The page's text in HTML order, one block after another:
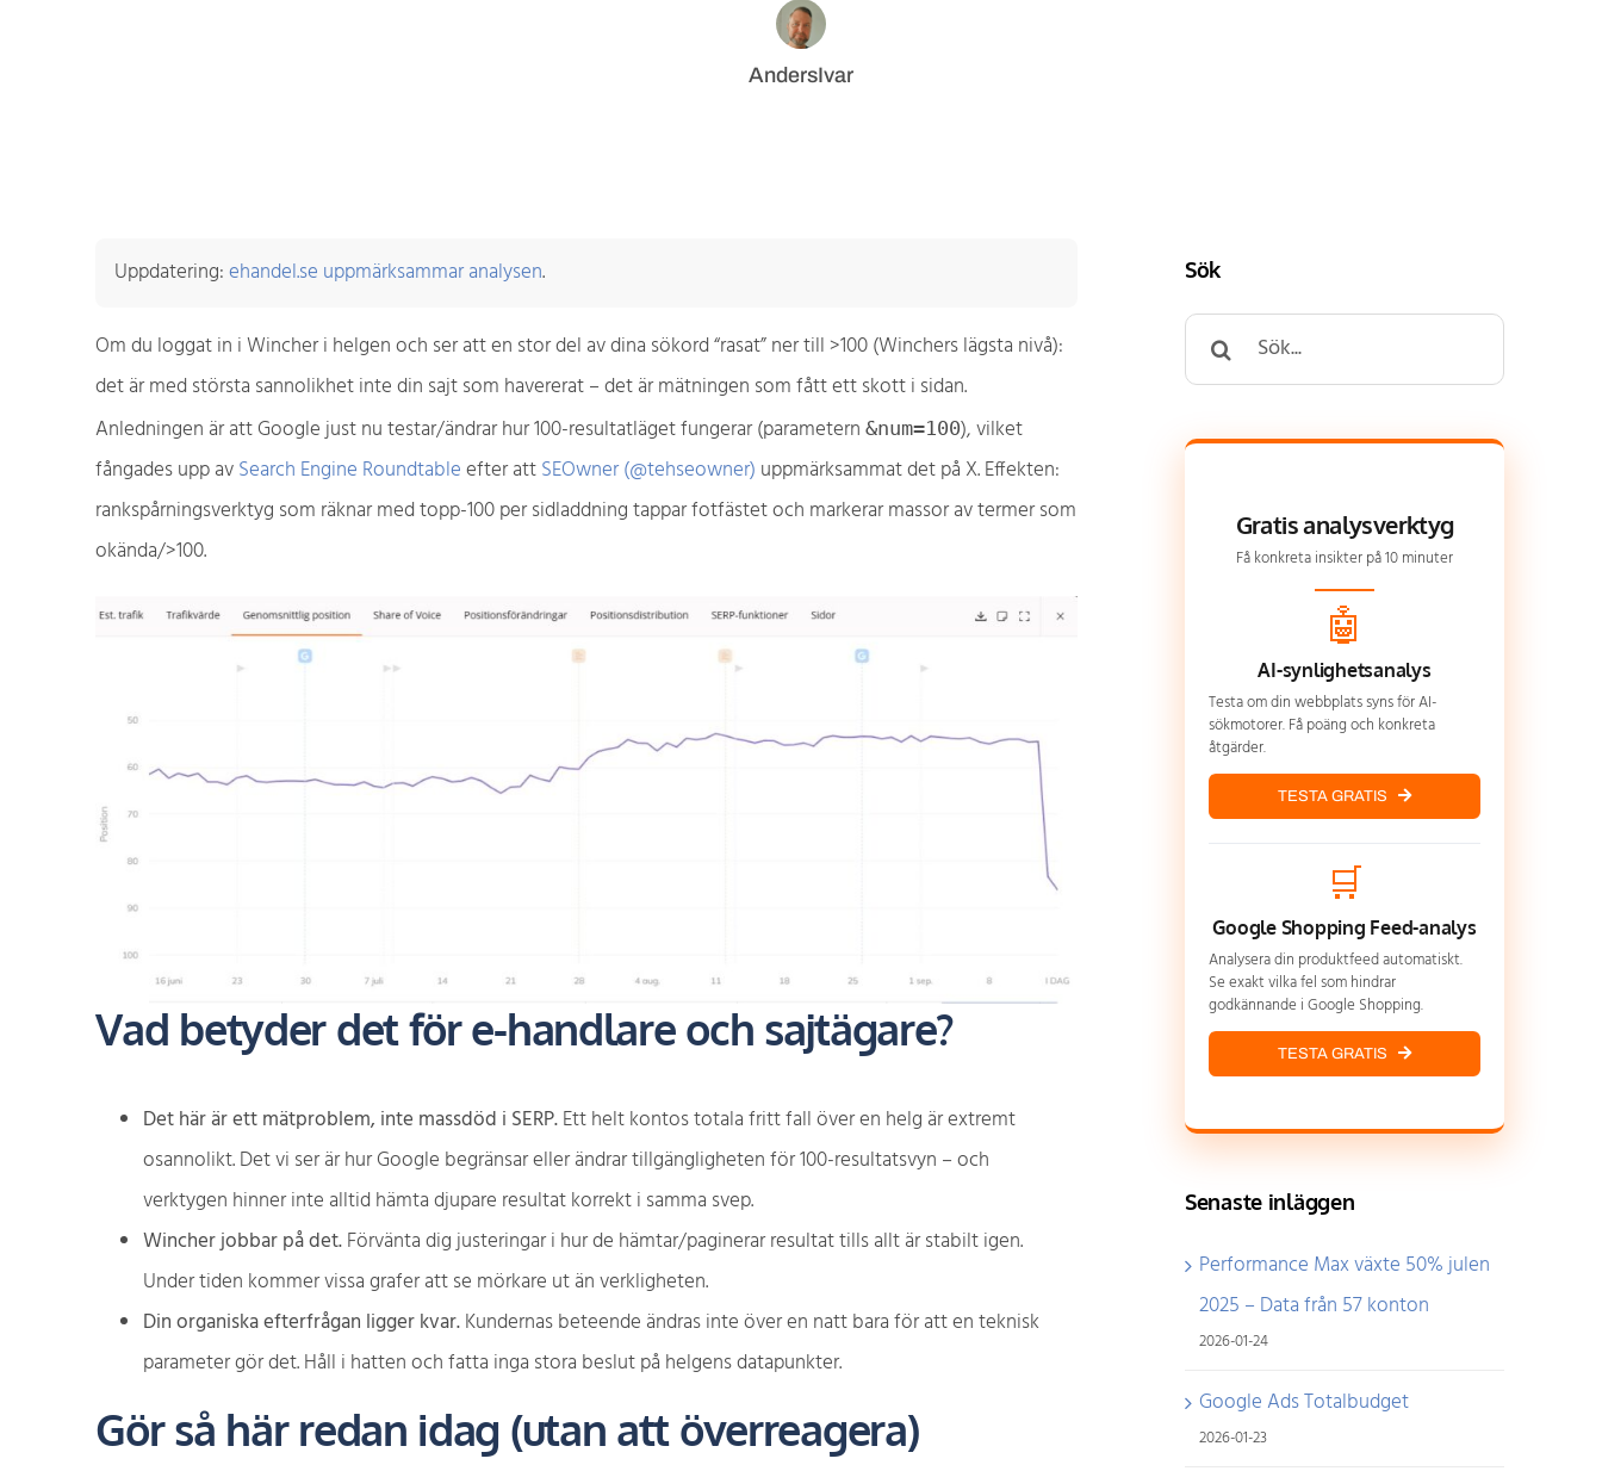
AndersIvar
Uppdatering:ehandel.se uppmärksammar analysen.
Om du loggat in i Wincher i helgen och ser att en stor del av dina sökord “rasat” ner till >100 (Winchers lägsta nivå):
det är med största sannolikhet inte din sajt som havererat – det är mätningen som fått ett skott i sidan.
Anledningen är att Google just nu testar/ändrar hur 100-resultatläget fungerar (parametern&num=100), vilket
fångades upp avSearch Engine Roundtableefter attSEOwner (@tehseowner) uppmärksammat det på X. Effekten:
rankspårningsverktyg som räknar med topp-100 per sidladdning tappar fotfästet och markerar massor av termer som
okända/>100.
Vad betyder det för e-handlare och sajtägare?
Det här är ett mätproblem, inte massdöd i SERP.Ett helt kontos totala fritt fall över en helg är extremt
osannolikt. Det vi ser är hur Google begränsar eller ändrar tillgängligheten för 100-resultatsvyn – och
verktygen hinner inte alltid hämta djupare resultat korrekt i samma svep.
Wincher jobbar på det.Förvänta dig justeringar i hur de hämtar/paginerar resultat tills allt är stabilt igen.
Under tiden kommer vissa grafer att se mörkare ut än verkligheten.
Din organiska efterfrågan ligger kvar.Kundernas beteende ändras inte över en natt bara för att en teknisk
parameter gör det. Håll i hatten och fatta inga stora beslut på helgens datapunkter.
Gör så här redan idag (utan att överreagera)
Sök
Search
for:
Gratis analysverktyg
Få konkreta insikter på 10 minuter
🤖
AI-synlighetsanalys
Testa om din webbplats syns för AI-
sökmotorer. Få poäng och konkreta
åtgärder.
TESTA GRATIS
🛒
Google Shopping Feed-analys
Analysera din produktfeed automatiskt.
Se exakt vilka fel som hindrar
godkännande i Google Shopping.
TESTA GRATIS
Senaste inläggen
Performance Max växte 50% julen
2025 – Data från 57 konton
2026-01-24
Google Ads Totalbudget
2026-01-23